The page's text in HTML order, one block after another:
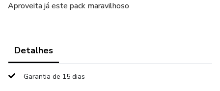
Aproveita já este pack maravilhoso
Detalhes
Garantia de 15 dias